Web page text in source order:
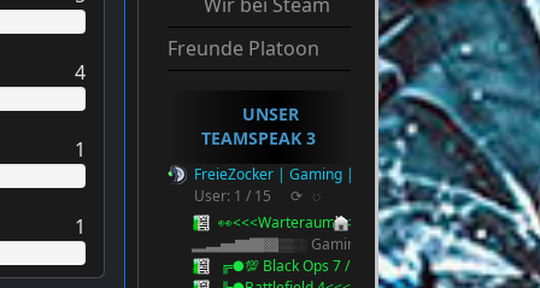
4
1
1
Freunde Platoon
UNSER
TEAMSPEAK 3
FreieZocker | Gaming | Reserve Ts3
User: 1 / 15
⟳ ◌
👀<<<Warteraum<<<👀
▂▃▅▇█▓▒░ Gaming ░▒▓█▇▅▃▂
╔●💯 Black Ops 7 / 2025 💯<<<